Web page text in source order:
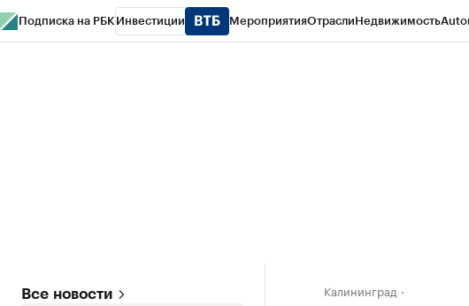
Подписка на РБК Инвестиции МероприятияОтраслиНедвижимость
Все новости Калининград